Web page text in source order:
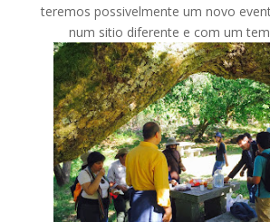
teremos possivelmente um novo
num sitio diferente e com um